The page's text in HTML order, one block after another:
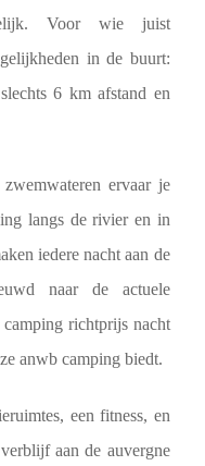
Voor wie juist
in de buurt:
6 km afstand en
ervaar je
langs de rivier en in
iedere nacht aan de
naar de actuele
richtprijs nacht
anwb camping biedt.
een fitness, en
aan de auvergne